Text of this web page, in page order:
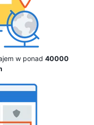
w ponad 40000